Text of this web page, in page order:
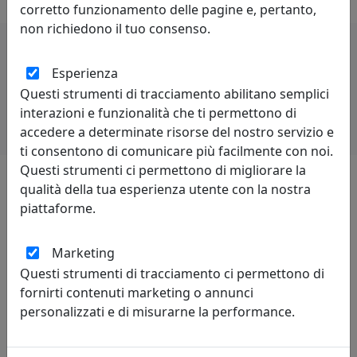
Potrebbero interessarti
Leggi le recensioni
corretto funzionamento delle pagine e, pertanto,
non richiedono il tuo consenso.
Esperienza
Questi strumenti di tracciamento abilitano semplici
interazioni e funzionalità che ti permettono di
accedere a determinate risorse del nostro servizio e
ti consentono di comunicare più facilmente con noi.
Questi strumenti ci permettono di migliorare la
qualità della tua esperienza utente con la nostra
piattaforme.
Marketing
Questi strumenti di tracciamento ci permettono di
fornirti contenuti marketing o annunci
personalizzati e di misurarne la performance.